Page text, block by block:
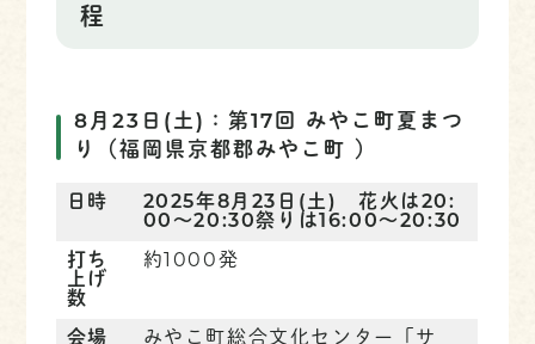
程
8月23日(土)：第17回 みやこ町夏まつ
り
（福岡県京都郡みやこ町 ）
日時
2025年8月23日(土) 花火は20:
00～20:30祭りは16:00～20:30
打ち
上げ
数
約1000発
会場
みやこ町総合文化センター「サ